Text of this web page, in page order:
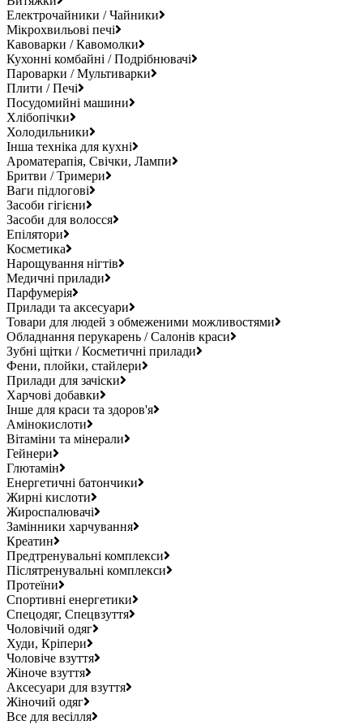
Електрочайники / Чайники
Мікрохвильові печі
Кавоварки / Кавомолки
Кухонні комбайні / Подрібнювачі
Пароварки / Мультиварки
Плити / Печі
Посудомийні машини
Хлібопічки
Холодильники
Інша техніка для кухні
Ароматерапія, Свічки, Лампи
Бритви / Тримери
Ваги підлогові
Засоби гігієни
Засоби для волосся
Епілятори
Косметика
Нарощування нігтів
Медичні прилади
Парфумерія
Прилади та аксесуари
Товари для людей з обмеженими можливостями
Обладнання перукарень / Салонів краси
Зубні щітки / Косметичні прилади
Фени, плойки, стайлери
Прилади для зачіски
Харчові добавки
Інше для краси та здоров'я
Амінокислоти
Вітаміни та мінерали
Гейнери
Глютамін
Енергетичні батончики
Жирні кислоти
Жироспалювачі
Замінники харчування
Креатин
Предтренувальні комплекси
Післятренувальні комплекси
Протеїни
Спортивні енергетики
Спецодяг, Спецвзуття
Чоловічий одяг
Худи, Кріпери
Чоловіче взуття
Жіноче взуття
Аксесуари для взуття
Жіночий одяг
Все для весілля